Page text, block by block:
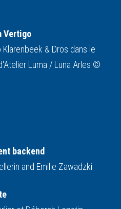
Vertigo
& Dros dans le
Luma / Luna Arles ©
backend
and Emilie Zawadzki